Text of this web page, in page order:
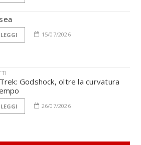
LEGGI 15/07/2026
Godshock, oltre la curvatura
LEGGI 26/07/2026